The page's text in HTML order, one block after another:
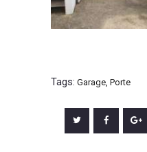
Tags: Garage, Porte